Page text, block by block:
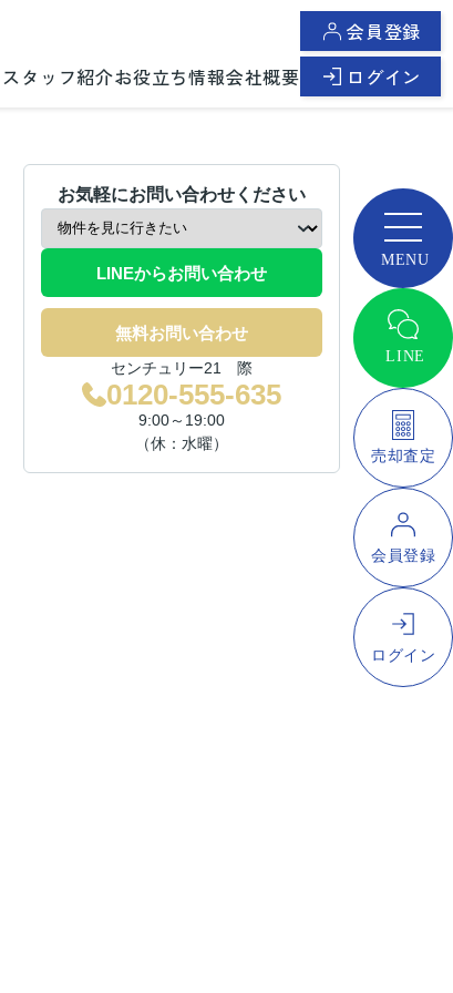
スタッフ紹介お役立ち情報会社概要
会員登録
ログイン
お気軽にお問い合わせください
LINEからお問い合わせ
無料お問い合わせ
センチュリー21 際
0120-555-635
9:00～19:00
（休：水曜）